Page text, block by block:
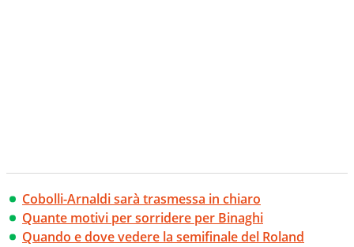
Cobolli-Arnaldi sarà trasmessa in chiaro
Quante motivi per sorridere per Binaghi
Quando e dove vedere la semifinale del Roland